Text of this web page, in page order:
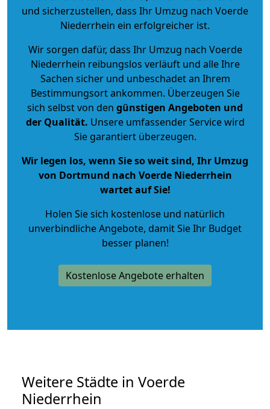
und sicherzustellen, dass Ihr Umzug nach Voerde
Niederrhein ein erfolgreicher ist.
Wir sorgen dafür, dass Ihr Umzug nach Voerde
Niederrhein reibungslos verläuft und alle Ihre
Sachen sicher und unbeschadet an Ihrem
Bestimmungsort ankommen. Überzeugen Sie
sich selbst von den günstigen Angeboten und
der Qualität. Unsere umfassender Service wird
Sie garantiert überzeugen.
Wir legen los, wenn Sie so weit sind, Ihr Umzug
von Dortmund nach Voerde Niederrhein
wartet auf Sie!
Holen Sie sich kostenlose und natürlich
unverbindliche Angebote, damit Sie Ihr Budget
besser planen!
Kostenlose Angebote erhalten
Weitere Städte in Voerde
Niederrhein